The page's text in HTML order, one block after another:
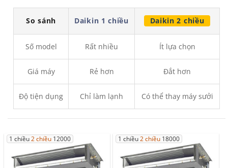
So sánh Daikin 1 chiều Daikin 2 chiều
Số model Rất nhiều Ít lựa chọn
Giá máy Rẻ hơn Đắt hơn
Độ tiện dụng Chỉ làm lạnh Có thể thay máy sưởi
1 chiều2 chiều 12000 1 chiều2 chiều 18000